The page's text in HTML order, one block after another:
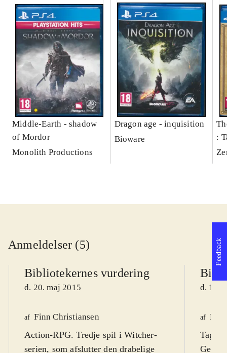
Middle-Earth - shadow
of Mordor
Monolith Productions
Dragon age - inquisition
Bioware
:
Anmeldelser (5)
Bibliotekernes vurdering
d. 20. maj 2015
af Finn Christiansen
Action-RPG. Tredje spil i Witcher-
serien, som afslutter den drabelige
d. 14.
af
Tag
Geralt
Feedback